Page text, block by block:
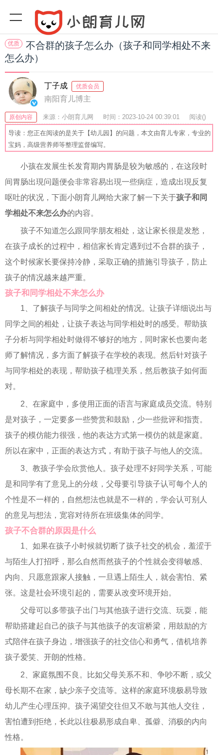
优质
不合群的孩子怎么办（孩子和同学相处不来
怎么办）
丁子成 优质会员
南阳育儿博主
原创内容 来源：小朗育儿网 时间：2023-10-24 00:39:01 阅读()
收藏：29 分享：78 爆
导读：您正在阅读的是关于【幼儿园】的问题，本文由育儿专家，专业的
宝妈，高级营养师等整理监督编写。
小孩在发展生长发育期内胃肠是较为敏感的，在这段时
间胃肠出現问题便会非常容易出現一些病症，造成出現反复
呕吐的状况，下面小朗育儿网给大家了解一下关于孩子和同
学相处不来怎么办的内容。
孩子不知道怎么跟同学朋友相处，这让家长很是发愁，
在孩子成长的过程中，相信家长肯定遇到过不合群的孩子，
这个时候家长要保持冷静，采取正确的措施引导孩子，防止
孩子的情况越来越严重。
孩子和同学相处不来怎么办
1、了解孩子与同学之间相处的情况。让孩子详细说出与
同学之间的相处，让孩子表达与同学相处时的感受。帮助孩
子分析与同学相处时做得不够好的地方，同时家长也要向老
师了解情况，多方面了解孩子在学校的表现。然后针对孩子
与同学相处的表现，帮助孩子梳理关系，然后教孩子如何面
对。
2、在家庭中，多使用正面的语言与家庭成员交流。特别
是对孩子，一定要多一些赞赏和鼓励，少一些批评和指责。
孩子的模仿能力很强，他的表达方式第一模仿的就是家庭。
所以在家中，正面的表达方式，有助于孩子与他人的交流。
3、教孩子学会欣赏他人。孩子处理不好同学关系，可能
是和同学有了意见上的分歧，父母要引导孩子认可每个人的
个性是不一样的，自然想法也就是不一样的，学会认可别人
的意见与想法，宽容对待所在班级集体的同学。
孩子不合群的原因是什么
1、如果在孩子小时候就切断了孩子社交的机会，羞涩于
与陌生人打招呼，那么自然而然孩子的个性就会变得敏感、
内向、只愿意跟家人接触，一旦遇上陌生人，就会害怕、紧
张。这是社会环境引起的，需要从改变环境开始。
父母可以多带孩子出门与其他孩子进行交流、玩耍，能
帮助搭建起自己的孩子与其他孩子的友谊桥梁，用鼓励的方
式陪伴在孩子身边，增强孩子的社交信心和勇气，借机培养
孩子爱笑、开朗的性格。
2、家庭氛围不良。比如父母关系不和、争吵不断，或父
母长期不在家，缺少亲子交流等。这样的家庭环境极易导致
幼儿产生心理压抑。孩子渴望交往但又不敢与其他人交往，
害怕遭到拒绝，长此以往极易形成自卑、孤僻、消极的内向
性格。